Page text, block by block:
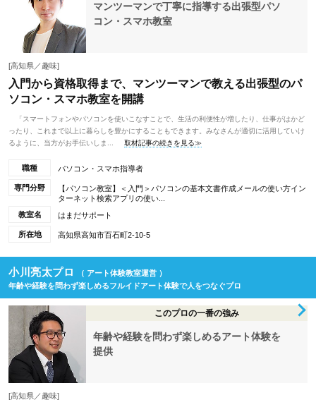
マンツーマンで丁寧に指導する出張型パソ
コン・スマホ教室
[高知県／趣味]
入門から資格取得まで、マンツーマンで教える出張型のパ
ソコン・スマホ教室を開講
「スマートフォンやパソコンを使いこなすことで、生活の利便性が増したり、仕事がはかど
ったり、これまで以上に暮らしを豊かにすることもできます。みなさんが適切に活用していけ
るように、当方がお手伝いしま...
取材記事の続きを見る≫
職種 パソコン・スマホ指導者
専門分野
【パソコン教室】＜入門＞パソコンの基本文書作成メールの使い方イン
ターネット検索アプリの使い...
教室名
はまだサポート
所在地 高知県高知市百石町2-10-5
小川亮太プロ
（ アート体験教室運営 ）
年齢や経験を問わず楽しめるフルイドアート体験で人をつなぐプロ
このプロの一番の強み
年齢や経験を問わず楽しめるアート体験を
提供
[高知県／趣味]